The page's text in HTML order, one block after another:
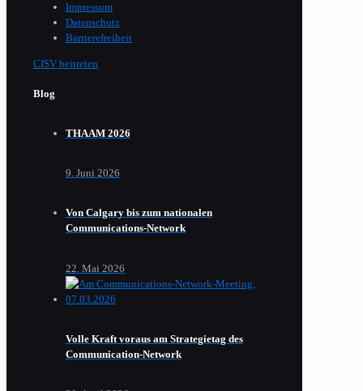
Impressum
Datenschutz
Barrierefreiheit
CISV beitreten
Blog
THAAM 2026
9. Juni 2026
Von Calgary bis zum nationalen
Communications-Network
22. Mai 2026
Volle Kraft voraus am Strategietag des
Communication-Network